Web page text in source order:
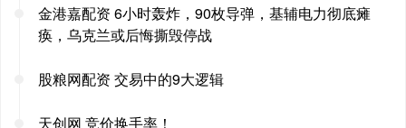
金港嘉配资 6小时轰炸，90枚导弹，基辅电力彻底瘫
痪，乌克兰或后悔撕毁停战
股粮网配资 交易中的9大逻辑
天创网 竞价换手率！